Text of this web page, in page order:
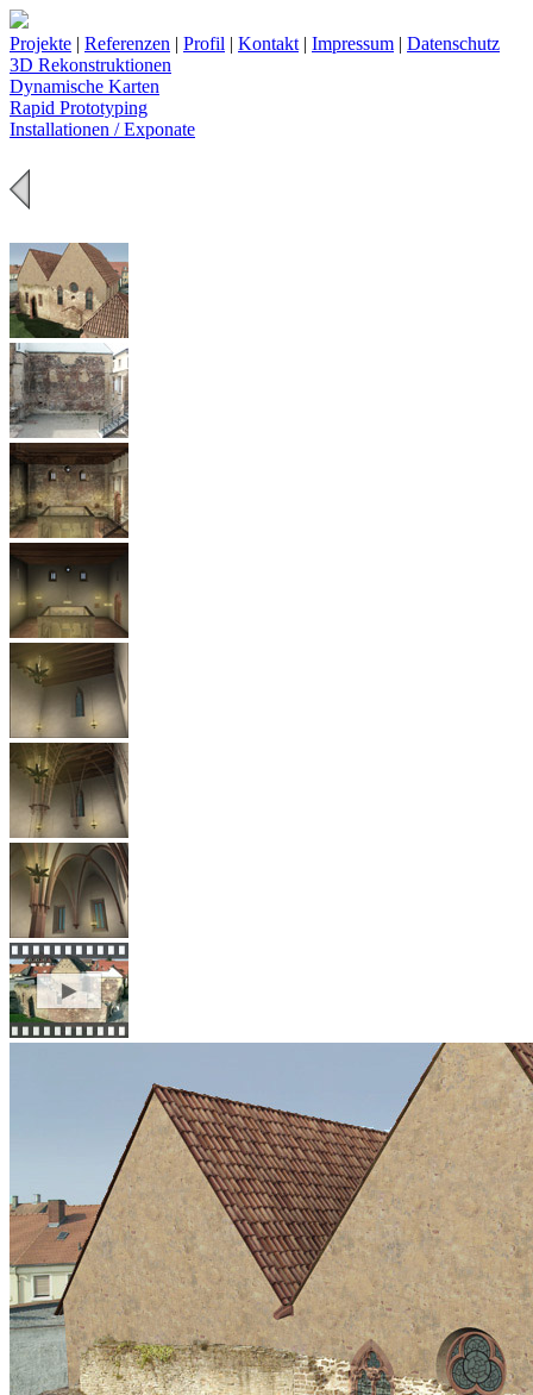
Projekte | Referenzen | Profil | Kontakt | Impressum | Datenschutz
3D Rekonstruktionen
Dynamische Karten
Rapid Prototyping
Installationen / Exponate